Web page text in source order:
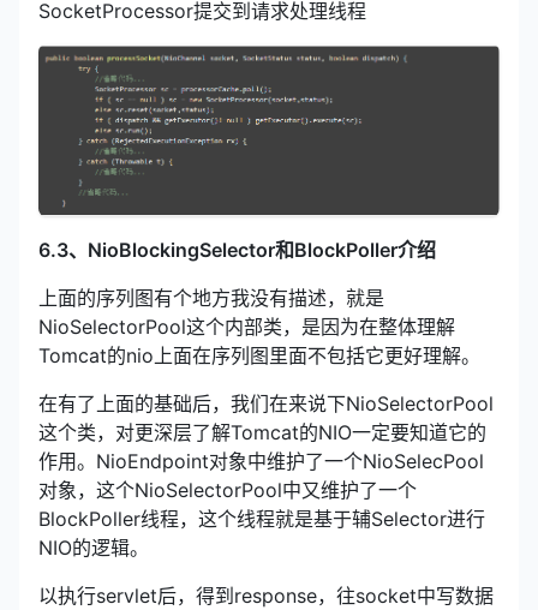
SocketProcessor提交到请求处理线程
6.3、NioBlockingSelector和BlockPoller介绍
上面的序列图有个地方我没有描述，就是
NioSelectorPool这个内部类，是因为在整体理解
Tomcat的nio上面在序列图里面不包括它更好理解。
在有了上面的基础后，我们在来说下NioSelectorPool
这个类，对更深层了解Tomcat的NIO一定要知道它的
作用。NioEndpoint对象中维护了一个NioSelecPool
对象，这个NioSelectorPool中又维护了一个
BlockPoller线程，这个线程就是基于辅Selector进行
NIO的逻辑。
以执行servlet后，得到response，往socket中写数据